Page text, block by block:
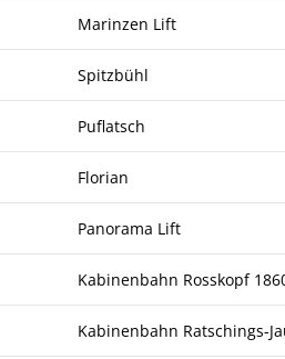
Marinzen Lift
Spitzbühl
Puflatsch
Florian
Panorama Lift
Kabinenbahn Rosskopf
Kabinenbahn Ratschings-